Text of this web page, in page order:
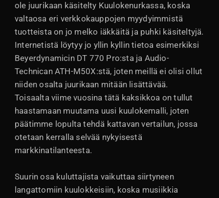
ole juurikaan käsitelty Kuulokenurkassa, koska
valtaosa eri verkkokauppojen myydyimmistä
tuotteista on jo melko iäkkäitä ja puhki käsiteltyjä.
Internetistä löytyy jo yllin kyllin tietoa esimerkiksi
Beyerdynamicin DT 770 Pro:sta ja Audio-
Technican ATH-M50X:stä, joten meillä ei olisi ollut
niiden osalta juurikaan mitään lisättävää.
Toisaalta viime vuosina tätä kaksikkoa on tullut
haastamaan muutama uusi kuulokemalli, joten
päätimme lopulta tehdä kattavan vertailun, jossa
otetaan kerralla selvää nykyisestä
markkinatilanteesta.
Suurin osa kuluttajista vaikuttaa siirtyneen
langattomiin kuulokkeisiin, koska musiikkia